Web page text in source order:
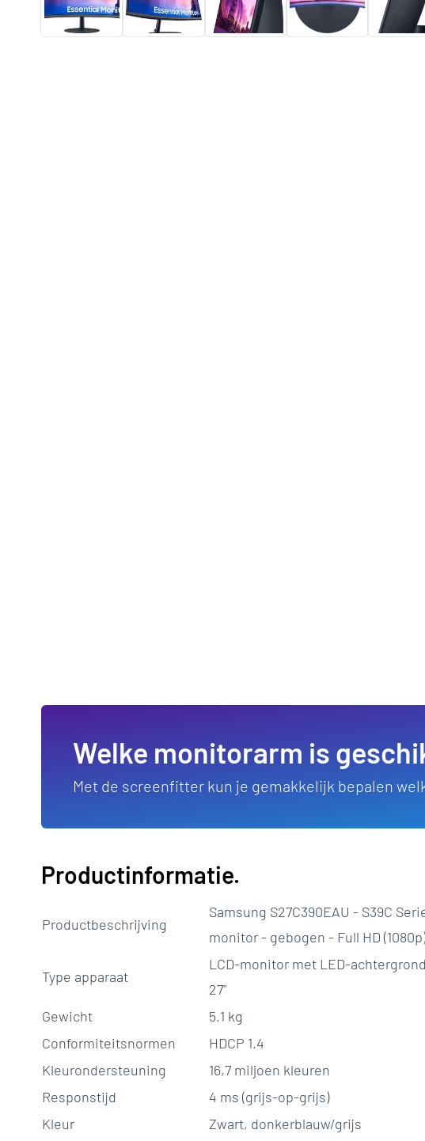
Welke monitorarm is
Met de screenfitter kun je gemakkelijk bepalen
Productinformatie.
Productbeschrijving
Samsung S27C390EAU - S39C
monitor - gebogen - Full HD
Type apparaat
LCD-monitor met LED-
27"
Gewicht
5.1 kg
Conformiteitsnormen
HDCP 1.4
Kleurondersteuning
16,7 miljoen kleuren
Responstijd
4 ms (grijs-op-grijs)
Kleur
Zwart, donkerblauw/grijs